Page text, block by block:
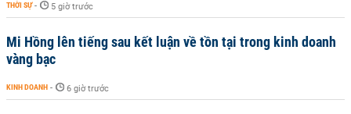
THỜI SỰ - 5 giờ trước
Mi Hồng lên tiếng sau kết luận về tồn tại trong kinh doanh
vàng bạc
KINH DOANH - 6 giờ trước